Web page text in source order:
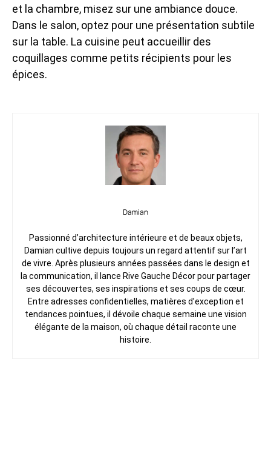
et la chambre, misez sur une ambiance douce.
Dans le salon, optez pour une présentation subtile
sur la table. La cuisine peut accueillir des
coquillages comme petits récipients pour les
épices.
Damian
Passionné d’architecture intérieure et de beaux objets,
Damian cultive depuis toujours un regard attentif sur l’art
de vivre. Après plusieurs années passées dans le design et
la communication, il lance Rive Gauche Décor pour partager
ses découvertes, ses inspirations et ses coups de cœur.
Entre adresses confidentielles, matières d’exception et
tendances pointues, il dévoile chaque semaine une vision
élégante de la maison, où chaque détail raconte une
histoire.